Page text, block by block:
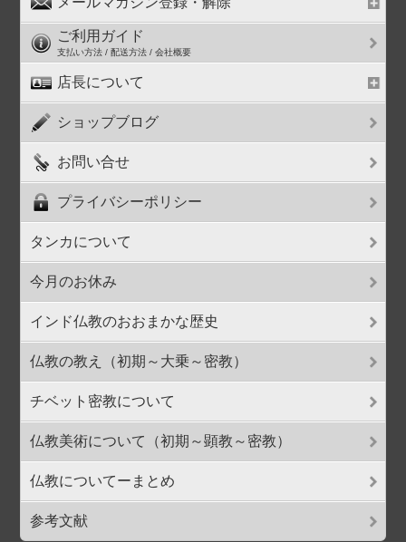
ご利用ガイド
支払い方法 / 配送方法 / 会社概要
店長について
ショップブログ
お問い合せ
プライバシーポリシー
タンカについて
今月のお休み
インド仏教のおおまかな歴史
仏教の教え（初期～大乗～密教）
チベット密教について
仏教美術について（初期～顕教～密教）
仏教についてーまとめ
参考文献